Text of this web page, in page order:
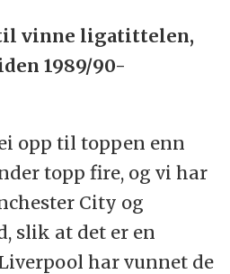
vinne ligatittelen,
1989/90-
opp til toppen enn
topp fire, og vi har
City og
slik at det er en
har vunnet de